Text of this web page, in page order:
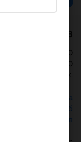
(800) 5000-338
- 9:30-20:00
- 10:00-19:00
и выходных.
СОГЛАСИЕ на
Соглашение об
cookie-файлов